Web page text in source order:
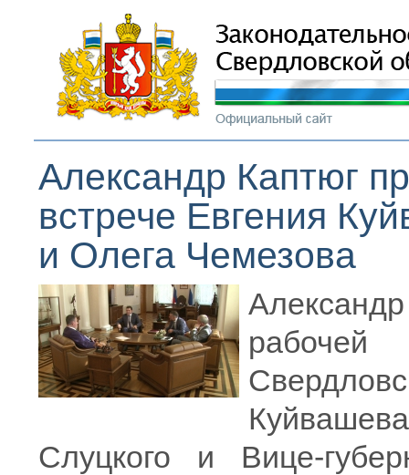
Александр Каптюг
встрече Евгения
и Олега Чемезова
Слуцкого и Вице-